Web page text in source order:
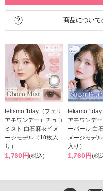
商品について
feliamo 1day（フェリ
アモワンデー）チョコ
ミスト 白石麻衣イメ
ージモデル（10枚入
り）
1,760円(税込)
feliamo 1day
アモワンデ
ーパール 白
メージモデ
入り）
1,760円(税